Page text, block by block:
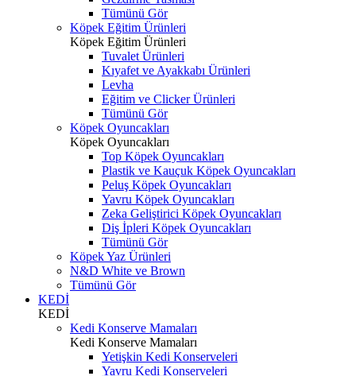
Tümünü Gör
Köpek Eğitim Ürünleri
Köpek Eğitim Ürünleri
Tuvalet Ürünleri
Kıyafet ve Ayakkabı Ürünleri
Levha
Eğitim ve Clicker Ürünleri
Tümünü Gör
Köpek Oyuncakları
Köpek Oyuncakları
Top Köpek Oyuncakları
Plastik ve Kauçuk Köpek Oyuncakları
Peluş Köpek Oyuncakları
Yavru Köpek Oyuncakları
Zeka Geliştirici Köpek Oyuncakları
Diş İpleri Köpek Oyuncakları
Tümünü Gör
Köpek Yaz Ürünleri
N&D White ve Brown
Tümünü Gör
KEDİ
KEDİ
Kedi Konserve Mamaları
Kedi Konserve Mamaları
Yetişkin Kedi Konserveleri
Yavru Kedi Konserveleri